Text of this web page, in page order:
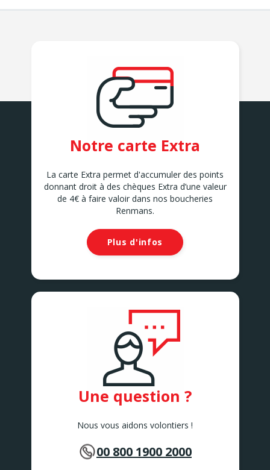
Notre carte Extra
La carte Extra permet d'accumuler des points
donnant droit à des chèques Extra d’une valeur
de 4€ à faire valoir dans nos boucheries
Renmans.
Plus d'infos
Une question ?
Nous vous aidons volontiers !
00 800 1900 2000